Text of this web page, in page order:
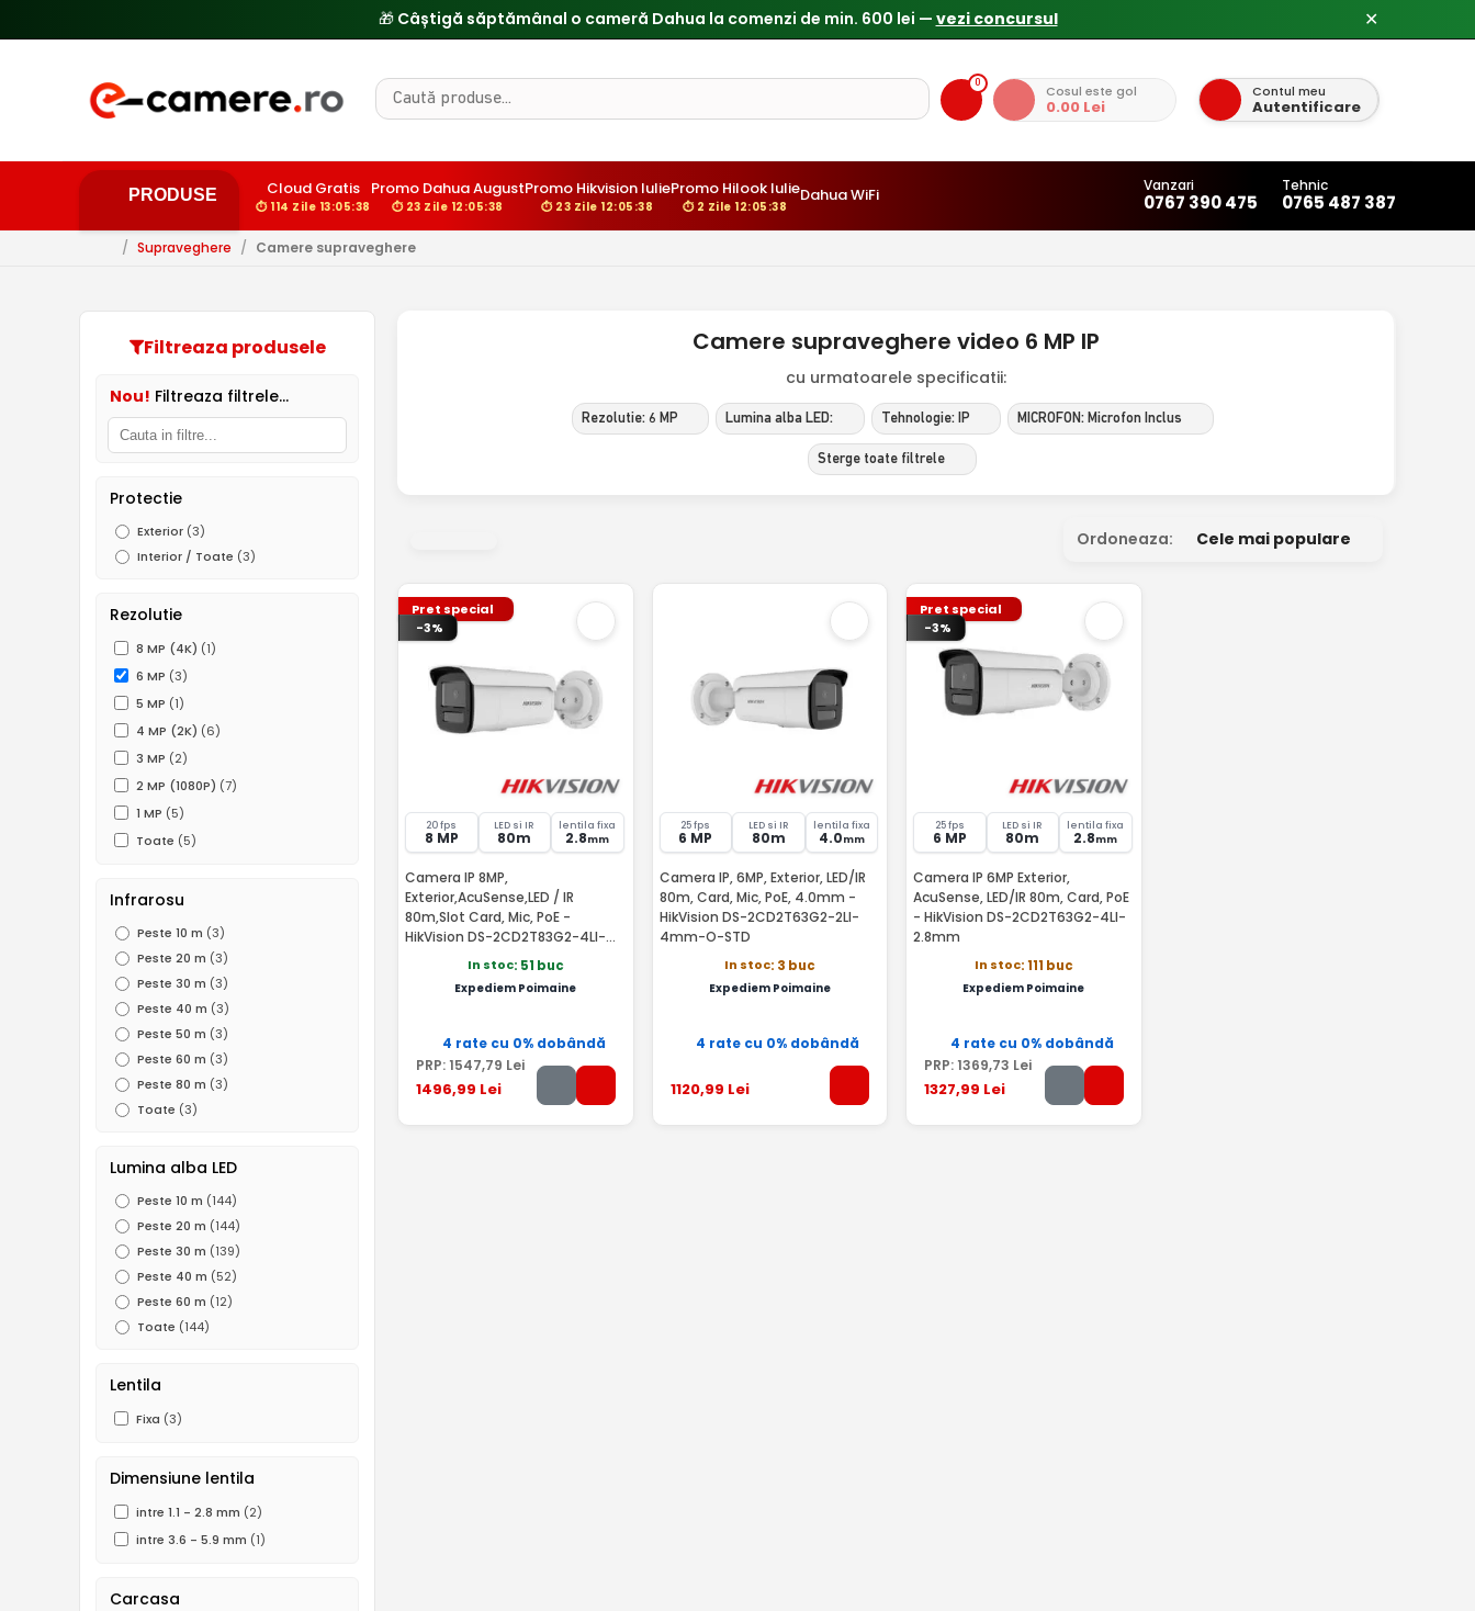
🎁 Câștigă săptămânal o cameră Dahua la comenzi de min. 600 lei — vezi concursul ✕
0 Cosul este gol
0.00 Lei
Contul meu
Autentificare
PRODUSE Cloud Gratis
⏱ 114 Zile 13:05:37
Promo Dahua August
⏱ 23 Zile 12:05:37
Promo Hikvision Iulie
⏱ 23 Zile 12:05:37
Promo Hilook Iulie
⏱ 2 Zile 12:05:37
Dahua WiFi Vanzari
0767 390 475
Tehnic
0765 487 387
/ Supraveghere / Camere supraveghere
Filtreaza produsele
Nou! Filtreaza filtrele...
Protectie
Exterior (3)
Interior / Toate (3)
Rezolutie
8 MP (4K) (1)
6 MP (3)
5 MP (1)
4 MP (2K) (6)
3 MP (2)
2 MP (1080P) (7)
1 MP (5)
Toate (5)
Infrarosu
Peste 10 m (3)
Peste 20 m (3)
Peste 30 m (3)
Peste 40 m (3)
Peste 50 m (3)
Peste 60 m (3)
Peste 80 m (3)
Toate (3)
Lumina alba LED
Peste 10 m (144)
Peste 20 m (144)
Peste 30 m (139)
Peste 40 m (52)
Peste 60 m (12)
Toate (144)
Lentila
Fixa (3)
Dimensiune lentila
intre 1.1 - 2.8 mm (2)
intre 3.6 - 5.9 mm (1)
Carcasa
Camere supraveghere video 6 MP IP
cu urmatoarele specificatii:
Rezolutie: 6 MP Lumina alba LED: Tehnologie: IP MICROFON: Microfon Inclus
Sterge toate filtrele
Ordoneaza: Cele mai populare
Pret special
-3%
20 fps
8 MP
LED si IR
80m
lentila fixa
2.8mm
Camera IP 8MP,
Exterior,AcuSense,LED / IR
80m,Slot Card, Mic, PoE -
HikVision DS-2CD2T83G2-4LI-
In stoc: 51 buc
Expediem Poimaine
4 rate cu 0% dobândă
PRP: 1547,79 Lei
1496,99 Lei
25 fps
6 MP
LED si IR
80m
lentila fixa
4.0mm
Camera IP, 6MP, Exterior, LED/IR
80m, Card, Mic, PoE, 4.0mm -
HikVision DS-2CD2T63G2-2LI-
4mm-O-STD
In stoc: 3 buc
Expediem Poimaine
4 rate cu 0% dobândă
1120,99 Lei
Pret special
-3%
25 fps
6 MP
LED si IR
80m
lentila fixa
2.8mm
Camera IP 6MP Exterior,
AcuSense, LED/IR 80m, Card, PoE
- HikVision DS-2CD2T63G2-4LI-
2.8mm
In stoc: 111 buc
Expediem Poimaine
4 rate cu 0% dobândă
PRP: 1369,73 Lei
1327,99 Lei